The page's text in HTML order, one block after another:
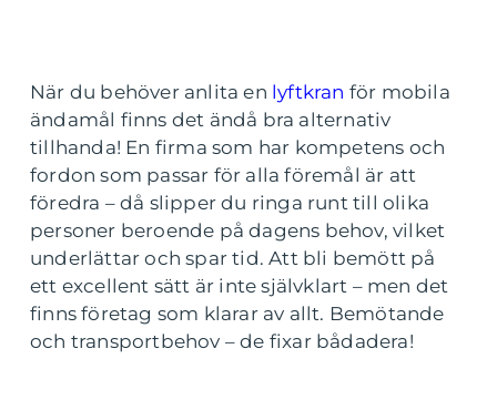
När du behöver anlita en lyftkran för mobila
ändamål finns det ändå bra alternativ
tillhanda! En firma som har kompetens och
fordon som passar för alla föremål är att
föredra – då slipper du ringa runt till olika
personer beroende på dagens behov, vilket
underlättar och spar tid. Att bli bemött på
ett excellent sätt är inte självklart – men det
finns företag som klarar av allt. Bemötande
och transportbehov – de fixar bådadera!